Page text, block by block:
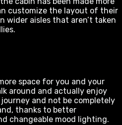
customize the layout of their
wider aisles that aren’t taken
space for you and your
around and actually enjoy
and not be completely
thanks to better
changeable mood lighting.